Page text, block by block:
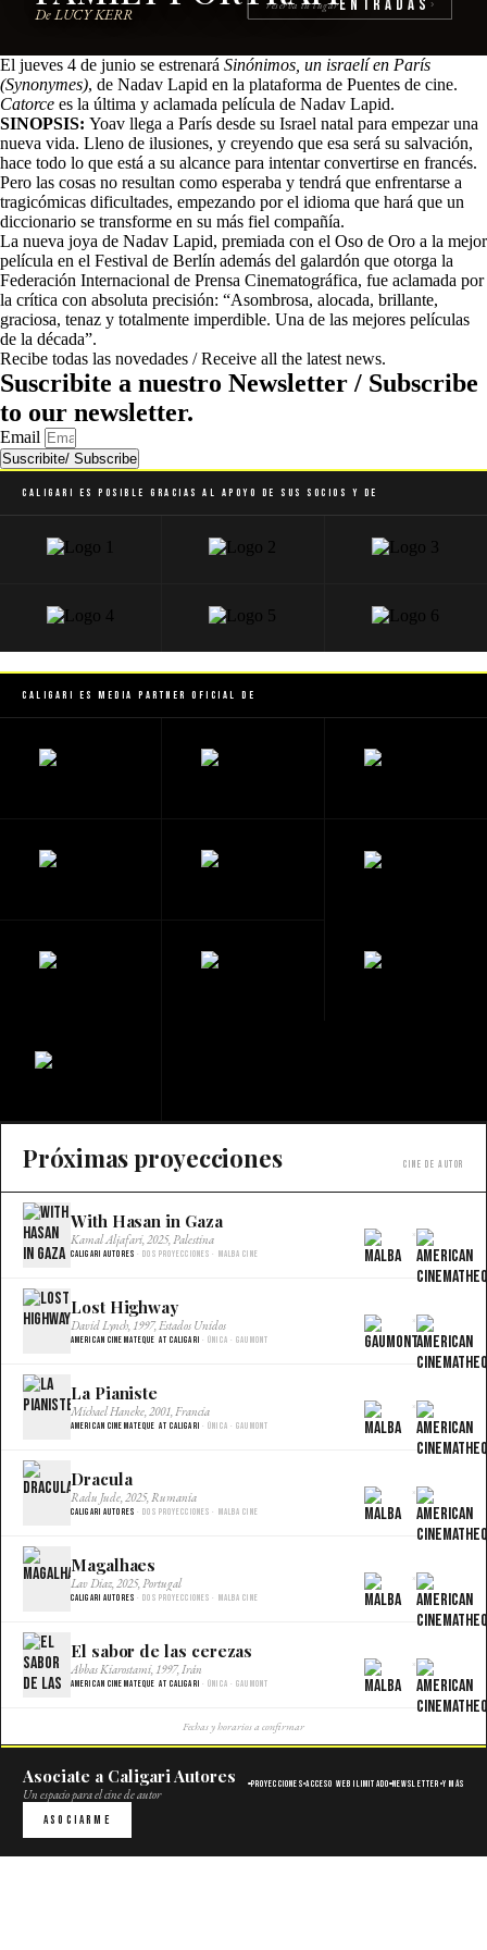
De LUCY KERR
reserva tu lugarEntradas ›
El jueves 4 de junio se estrenará Sinónimos, un israelí en París
(Synonymes), de Nadav Lapid en la plataforma de Puentes de cine.
Catorce es la última y aclamada película de Nadav Lapid.
SINOPSIS: Yoav llega a París desde su Israel natal para empezar una
nueva vida. Lleno de ilusiones, y creyendo que esa será su salvación,
hace todo lo que está a su alcance para intentar convertirse en francés.
Pero las cosas no resultan como esperaba y tendrá que enfrentarse a
tragicómicas dificultades, empezando por el idioma que hará que un
diccionario se transforme en su más fiel compañía.
La nueva joya de Nadav Lapid, premiada con el Oso de Oro a la mejor
película en el Festival de Berlín además del galardón que otorga la
Federación Internacional de Prensa Cinematográfica, fue aclamada por
la crítica con absoluta precisión: “Asombrosa, alocada, brillante,
graciosa, tenaz y totalmente imperdible. Una de las mejores películas
de la década”.
Recibe todas las novedades / Receive all the latest news.
Suscribite a nuestro Newsletter / Subscribe
to our newsletter.
Email
Suscribite/ Subscribe
Caligari es posible gracias al apoyo de sus socios y de
Caligari es Media Partner Oficial de
Próximas proyecciones Cine de autor
With Hasan in Gaza
Kamal Aljafari, 2025, Palestina
Caligari Autores · Dos proyecciones · Malba Cine
×
Lost Highway
David Lynch, 1997, Estados Unidos
American Cinemateque at Caligari · Única · Gaumont
×
La Pianiste
Michael Haneke, 2001, Francia
American Cinemateque at Caligari · Única · Gaumont
×
Dracula
Radu Jude, 2025, Rumania
Caligari Autores · Dos proyecciones · Malba Cine
×
Magalhaes
Lav Diaz, 2025, Portugal
Caligari Autores · Dos proyecciones · Malba Cine
×
El sabor de las cerezas
Abbas Kiarostami, 1997, Irán
American Cinemateque at Caligari · Única · Gaumont
×
Fechas y horarios a confirmar
Asociate a Caligari Autores
Un espacio para el cine de autor
Proyecciones Acceso web ilimitado Newsletter Y más
Asociarme